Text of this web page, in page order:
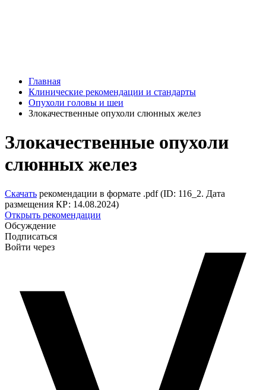
Главная
Клинические рекомендации и стандарты
Опухоли головы и шеи
Злокачественные опухоли слюнных желез
Злокачественные опухоли
слюнных желез
Скачать рекомендации в формате .pdf (ID: 116_2. Дата
размещения КР: 14.08.2024)
Открыть рекомендации
Обсуждение
Подписаться
Войти через